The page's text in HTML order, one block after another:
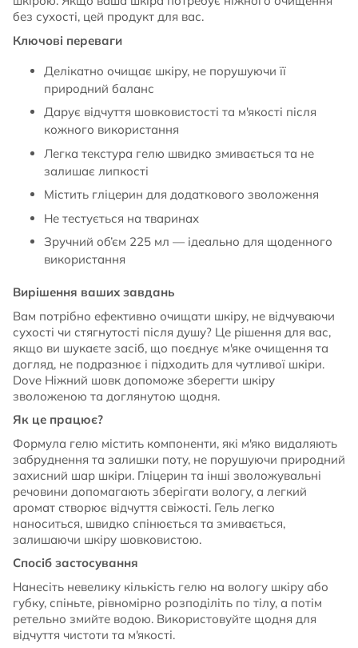
без сухості, цей продукт для вас.
Ключові переваги
Делікатно очищає шкіру, не порушуючи її
природний баланс
Дарує відчуття шовковистості та м'якості після
кожного використання
Легка текстура гелю швидко змивається та не
залишає липкості
Містить гліцерин для додаткового зволоження
Не тестується на тваринах
Зручний об’єм 225 мл — ідеально для щоденного
використання
Вирішення ваших завдань
Вам потрібно ефективно очищати шкіру, не відчуваючи
сухості чи стягнутості після душу? Це рішення для вас,
якщо ви шукаєте засіб, що поєднує м'яке очищення та
догляд, не подразнює і підходить для чутливої шкіри.
Dove Ніжний шовк допоможе зберегти шкіру
зволоженою та доглянутою щодня.
Як це працює?
Формула гелю містить компоненти, які м'яко видаляють
забруднення та залишки поту, не порушуючи природний
захисний шар шкіри. Гліцерин та інші зволожувальні
речовини допомагають зберігати вологу, а легкий
аромат створює відчуття свіжості. Гель легко
наноситься, швидко спінюється та змивається,
залишаючи шкіру шовковистою.
Спосіб застосування
Нанесіть невелику кількість гелю на вологу шкіру або
губку, спіньте, рівномірно розподіліть по тілу, а потім
ретельно змийте водою. Використовуйте щодня для
відчуття чистоти та м'якості.